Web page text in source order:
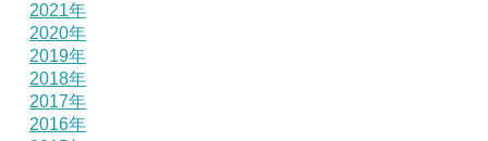
2021年
2020年
2019年
2018年
2017年
2016年